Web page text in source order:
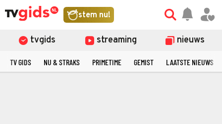
stem nu!
tvgids streaming nieuws
TV GIDS NU & STRAKS PRIMETIME GEMIST LAATSTE NIEUWS